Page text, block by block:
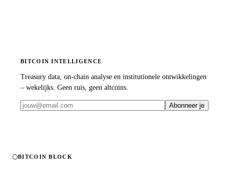
BITCOIN INTELLIGENCE
Treasury data, on-chain analyse en institutionele ontwikkelingen
– wekelijks. Geen ruis, geen altcoins.
Abonneer je
BITCOIN BLOCK